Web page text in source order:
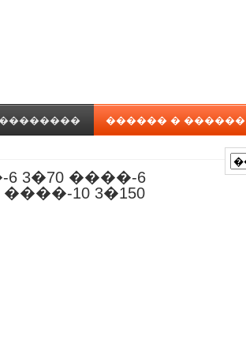
������ � ������
3�70 ����-6
����-10 3�150